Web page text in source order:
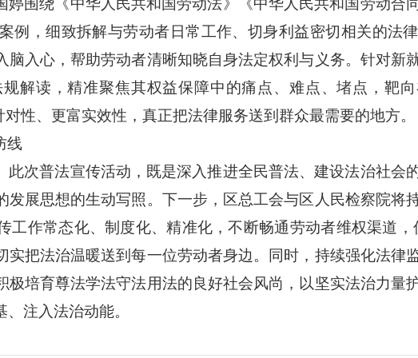
围绕《中华人民共和国劳动法》《中华人民共和国劳动合
例，细致拆解与劳动者日常工作、切身利益密切相关的法
入心，帮助劳动者清晰知晓自身法定权利与义务。针对新
解读，精准聚焦其权益保障中的痛点、难点、堵点，靶
性、更富实效性，真正把法律服务送到群众最需要的地方。
线
此次普法宣传活动，既是深入推进全民普法、建设法治社会
发展思想的生动写照。下一步，区总工会与区人民检察院将
工作常态化、制度化、精准化，不断畅通劳动者维权渠道，
实把法治温暖送到每一位劳动者身边。同时，持续强化法律
培育尊法学法守法用法的良好社会风尚，以坚实法治力量
注入法治动能。